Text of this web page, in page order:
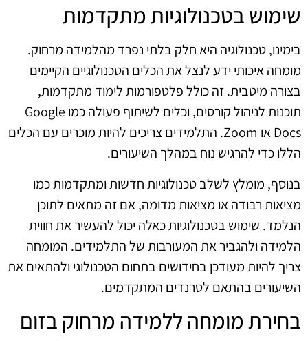
שימוש בטכנולוגיות מתקדמות
בימינו, טכנולוגיה היא חלק בלתי נפרד מהלמידה מרחוק.
מומחה איכותי ידע לנצל את הכלים הטכנולוגיים הקיימים
בצורה מיטבית. זה כולל פלטפורמות לימוד מתקדמות,
תוכנות לניהול קורסים, וכלים לשיתוף פעולה כמו Google
Docs או Zoom. התלמידים צריכים להיות מוכרים עם הכלים
הללו כדי להרגיש נוח במהלך השיעורים.
בנוסף, מומלץ לשלב טכנולוגיות חדשות ומתקדמות כמו
מציאות רבודה או מציאות מדומה, אם זה מתאים לתוכן
הנלמד. שימוש בטכנולוגיות כאלה יכול להעשיר את חווית
הלמידה ולהגביר את המעורבות של התלמידים. המומחה
צריך להיות מעודכן בחידושים בתחום הטכנולוגי ולהתאים את
השיעורים בהתאם לטרנדים המתקדמים.
בחירת מומחה ללמידה מרחוק בזום